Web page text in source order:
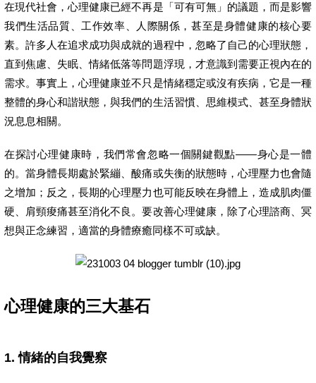
在現代社會，心理健康已經不再是「可有可無」的議題，而是影響
我們生活品質、工作效率、人際關係，甚至是身體健康的核心要
素。許多人在追求成功與成就的過程中，忽略了自己的心理狀態，
直到焦慮、失眠、情緒低落等問題浮現，才意識到需要正視內在的
需求。事實上，心理健康並不只是情緒穩定或沒有疾病，它是一種
整體的身心和諧狀態，與我們的生活習慣、思維模式、甚至身體狀
況息息相關。
在探討心理健康時，我們常會忽略一個關鍵觀點——身心是一體
的。當身體長期處於緊繃、酸痛或失衡的狀態時，心理壓力也會隨
之增加；反之，長期的心理壓力也可能反映在身體上，造成肌肉僵
硬、肩頸痠痛甚至消化不良。要改善心理健康，除了心理諮商、冥
想與正念練習，適當的身體療癒同樣不可或缺。
心理健康的三大基石
1. 情緒的自我覺察